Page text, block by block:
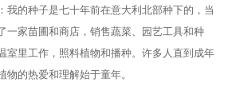
我的种子是七十年前在意大利北部种下的，当
一家苗圃和商店，销售蔬菜、园艺工具和种
室里工作，照料植物和播种。许多人直到成年
的热爱和理解始于童年。